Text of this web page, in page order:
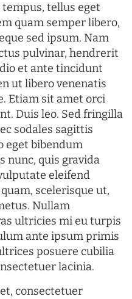
tellus eget
quam semper libero,
sed ipsum. Nam
pulvinar, hendrerit
et ante tincidunt
ut libero venenatis
Etiam sit amet orci
Duis leo. Sed fringilla
sodales sagittis
eget bibendum
nunc, quis gravida
eleifend
scelerisque ut,
Nullam
ultricies mi eu turpis
ante ipsum primis
posuere cubilia
lacinia.
consectetuer